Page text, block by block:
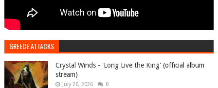
GREECE ATTACKS
Crystal Winds - 'Long Live the King' (official album
stream)
July 26, 2026 0